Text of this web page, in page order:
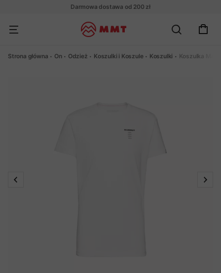
Darmowa dostawa od 200 zł
Strona główna On Odzież Koszulki i Koszule Koszulki Koszulka